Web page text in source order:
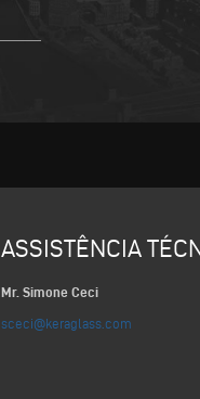
ASSISTÊNCIA
Mr. Simone Ceci
sceci@keraglass.com